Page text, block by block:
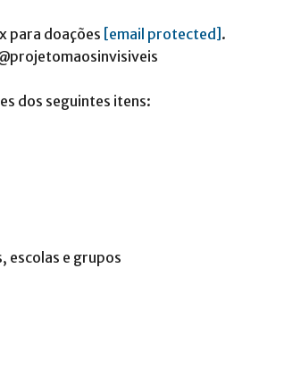
para doações [email protected] .
dos seguintes itens:
escolas e grupos